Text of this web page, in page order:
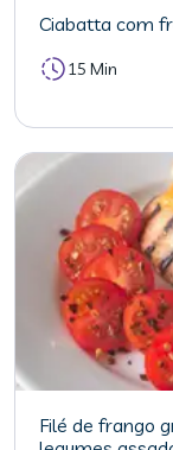
Ciabatta com
15 Min
Filé de frango